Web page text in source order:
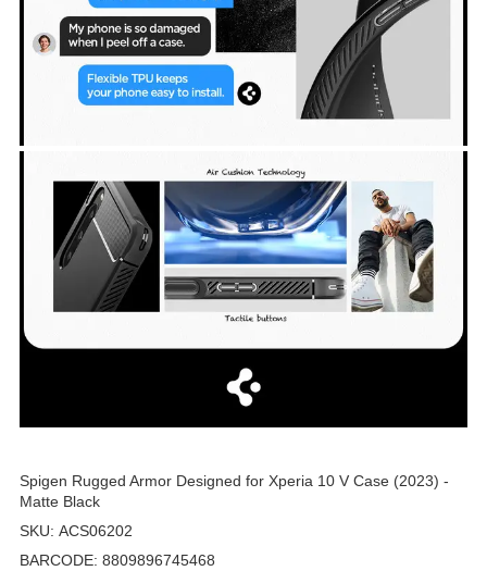
Spigen Rugged Armor Designed for Xperia 10 V Case (2023) -
Matte Black
SKU: ACS06202
BARCODE: 8809896745468